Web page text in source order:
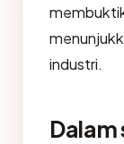
industri.